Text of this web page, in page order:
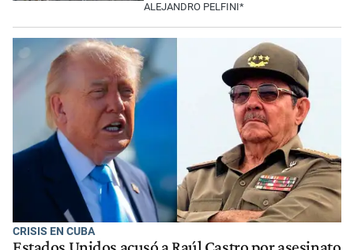
ALEJANDRO PELFINI*
CRISIS EN CUBA